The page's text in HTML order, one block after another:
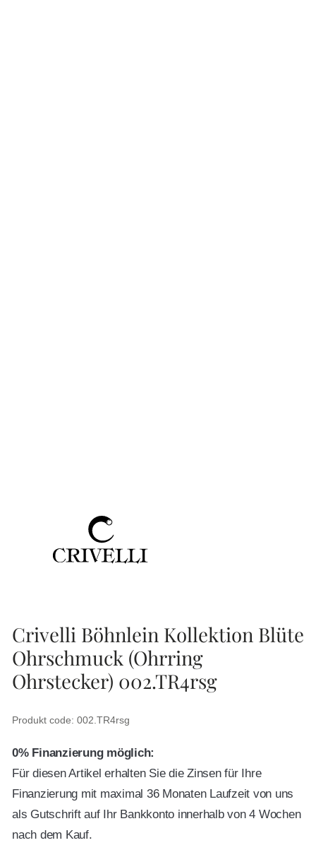
Crivelli Böhnlein Kollektion Blüte
Ohrschmuck (Ohrring
Ohrstecker) 002.TR4rsg
Produkt code: 002.TR4rsg
0% Finanzierung möglich:
Für diesen Artikel erhalten Sie die Zinsen für Ihre
Finanzierung mit maximal 36 Monaten Laufzeit von uns
als Gutschrift auf Ihr Bankkonto innerhalb von 4 Wochen
nach dem Kauf.